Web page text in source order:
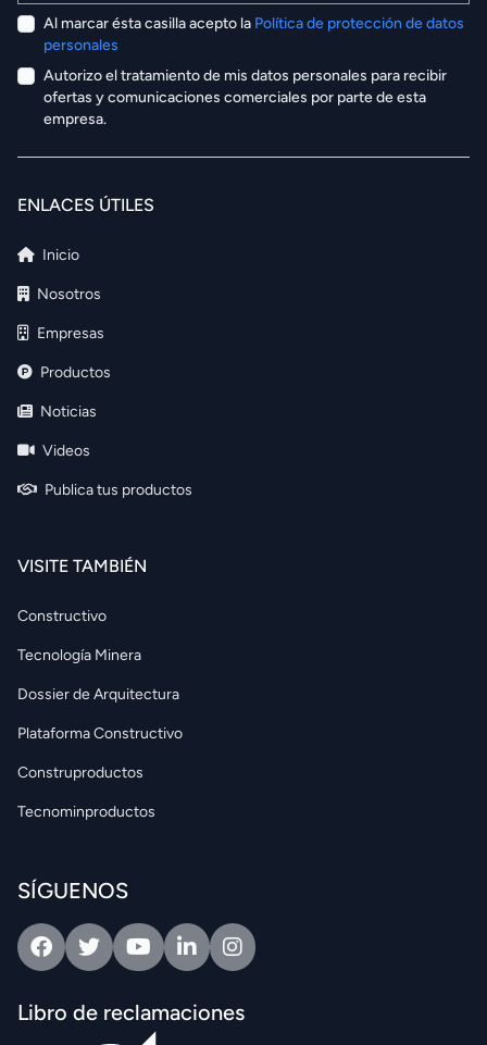
Al marcar ésta casilla acepto la Política de protección de datos
personales
Autorizo el tratamiento de mis datos personales para recibir
ofertas y comunicaciones comerciales por parte de esta
empresa.
ENLACES ÚTILES
Inicio
Nosotros
Empresas
Productos
Noticias
Videos
Publica tus productos
VISITE TAMBIÉN
Constructivo
Tecnología Minera
Dossier de Arquitectura
Plataforma Constructivo
Construproductos
Tecnominproductos
SÍGUENOS
FacebookTwitterYoutubeLinkedinIntagram
Libro de reclamaciones